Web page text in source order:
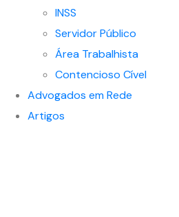
INSS
Servidor Público
Área Trabalhista
Contencioso Cível
Advogados em Rede
Artigos